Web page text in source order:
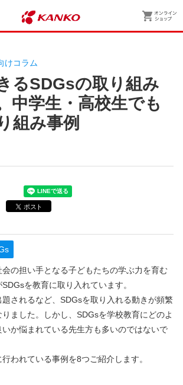
けコラム
るSDGsの取り組み
中学生・高校生でも
組み事例
の担い手となる子どもたちの学ぶ力を育む
を教育に取り入れています。
されるなど、SDGsを取り入れる動きが頻繁
ました。しかし、SDGsを学校教育にどのよ
いか悩まれている先生方も多いのではないで
われている事例を8つご紹介します。